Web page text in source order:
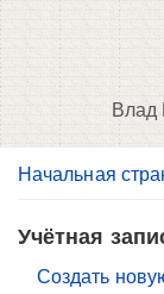
Влад
Вы здесь
Начальная
Учётная
Главные
Создать